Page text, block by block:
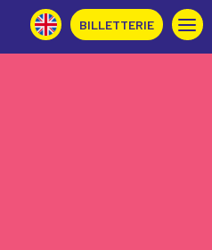
BILLETTERIE